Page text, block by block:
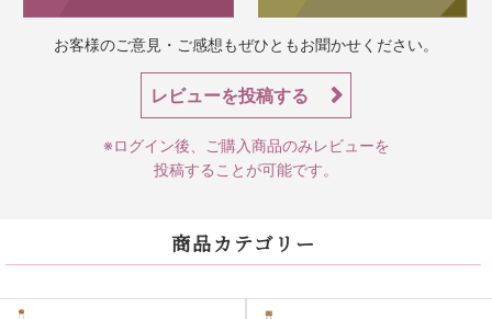
お客様のご意見・ご感想もぜひともお聞かせください。
レビューを投稿する
※ログイン後、ご購入商品のみレビューを
投稿することが可能です。
商品カテゴリー